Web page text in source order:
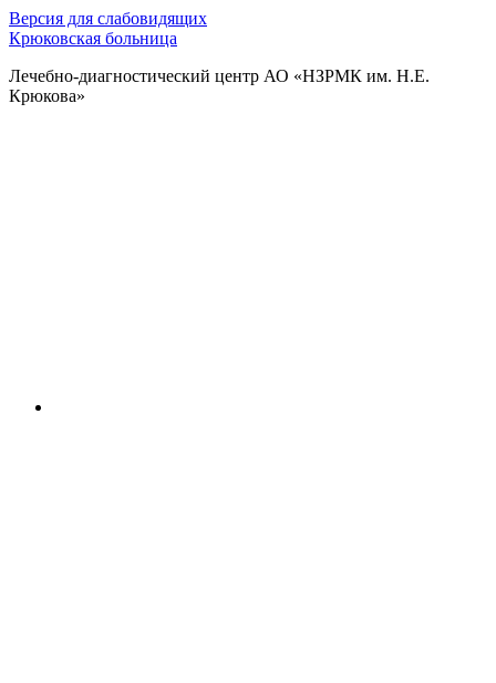
Версия для слабовидящих
Крюковская больница
Лечебно-диагностический центр АО «НЗРМК им. Н.Е.
Крюкова»